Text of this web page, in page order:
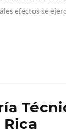
efectos se